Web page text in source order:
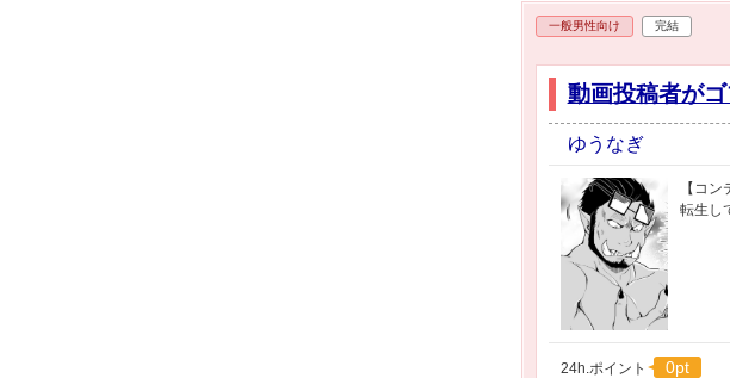
一般男性向け 完結
動画投稿者が
ゆうなぎ
【コ
転生し
24h.ポイント 0pt